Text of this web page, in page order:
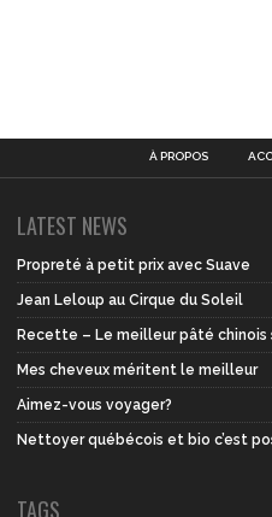
À PROPOS
LATEST NEWS
Propreté à petit prix avec Suave
Jean Leloup au Cirque du Soleil
Recette – Le meilleur pâté chinois
Mes cheveux méritent le meilleur
Aimez-vous voyager?
Nettoyer québécois et bio c’est
TAGS